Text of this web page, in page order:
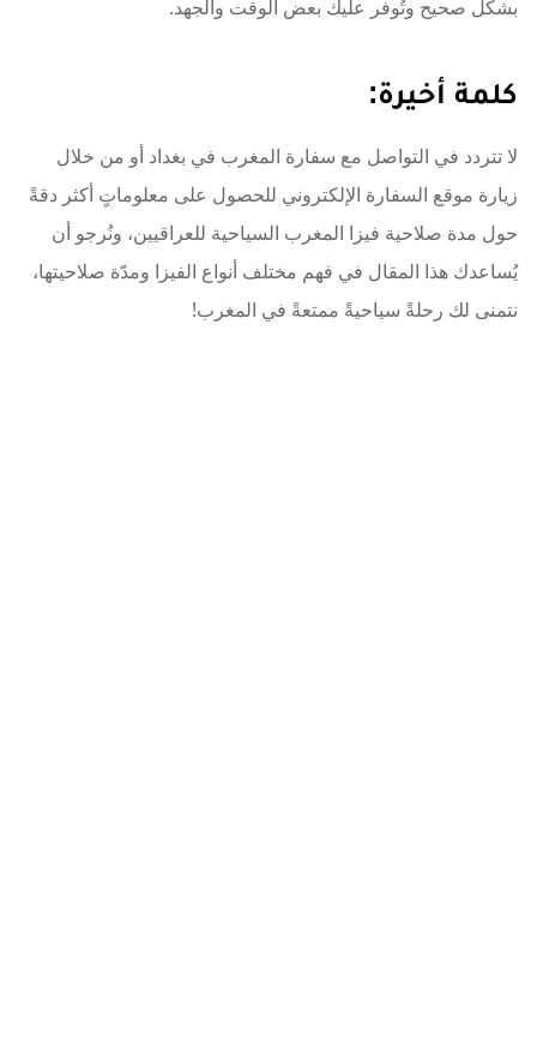
بشكل صحيح وتُوفر عليك بعض الوقت والجهد.
كلمة أخيرة:
لا تتردد في التواصل مع سفارة المغرب في بغداد أو من خلال
زيارة موقع السفارة الإلكتروني للحصول على معلوماتٍ أكثر دقةً
حول مدة صلاحية فيزا المغرب السياحية للعراقيين، ونُرجو أن
يُساعدك هذا المقال في فهم مختلف أنواع الفيزا ومدّة صلاحيتها،
نتمنى لك رحلةً سياحيةً ممتعةً في المغرب!